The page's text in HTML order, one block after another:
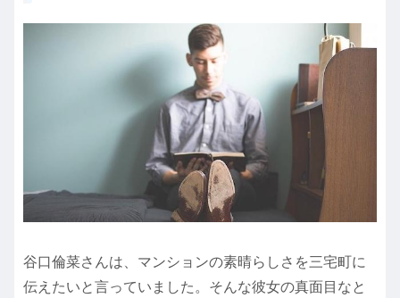
谷口倫菜さんは、マンションの素晴らしさを三宅町に
伝えたいと言っていました。そんな彼女の真面目なと